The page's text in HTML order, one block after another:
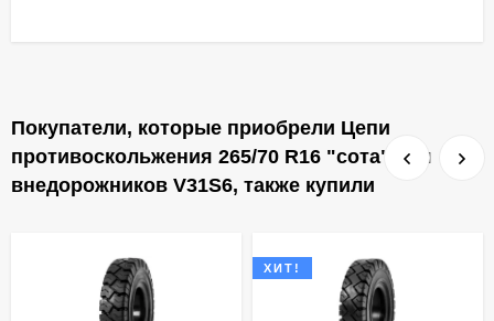
Покупатели, которые приобрели Цепи
противоскольжения 265/70 R16 "сота" для
внедорожников V31S6, также купили
ХИТ!